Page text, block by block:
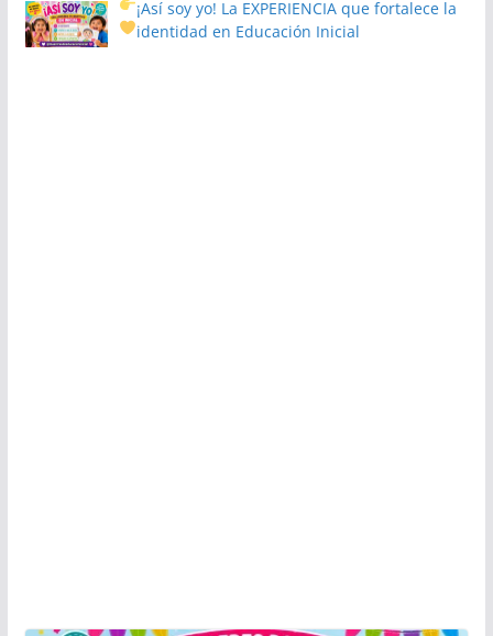
¡Así soy yo! La EXPERIENCIA que fortalece la
identidad en Educación Inicial